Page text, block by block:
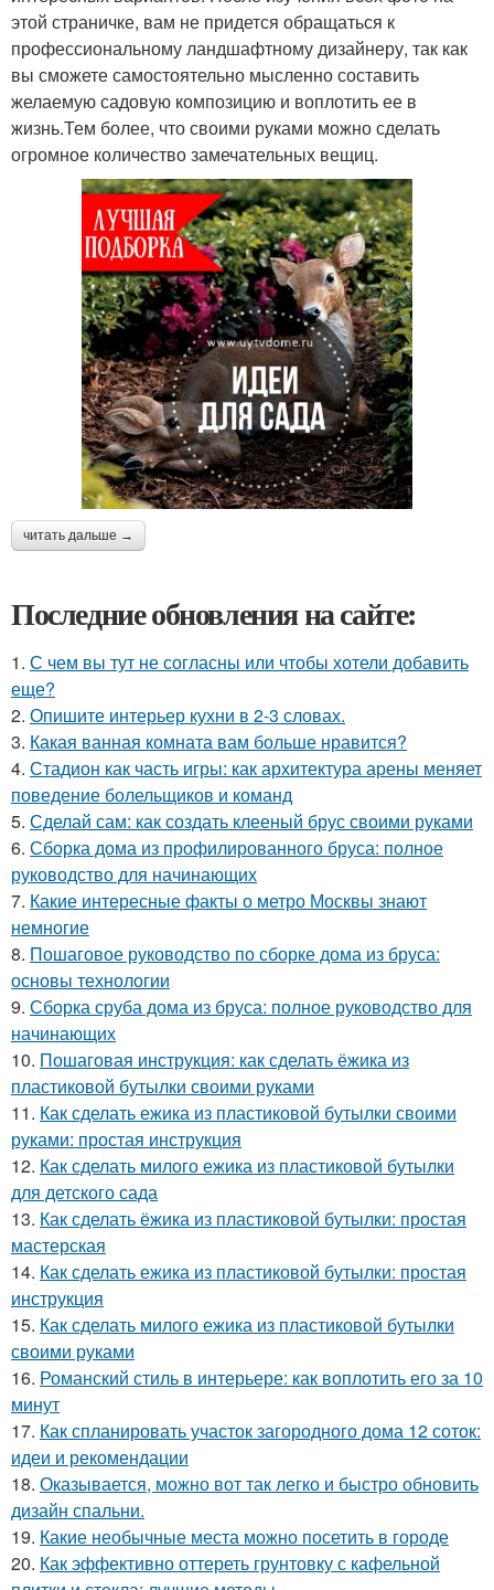
этой страничке, вам не придется обращаться к
профессиональному ландшафтному дизайнеру, так как
вы сможете самостоятельно мысленно составить
желаемую садовую композицию и воплотить ее в
жизнь.Тем более, что своими руками можно сделать
огромное количество замечательных вещиц.
читать дальше →
Последние обновления на сайте:
1. С чем вы тут не согласны или чтобы хотели добавить
еще?
2. Опишите интерьер кухни в 2-3 словах.
3. Какая ванная комната вам больше нравится?
4. Стадион как часть игры: как архитектура арены меняет
поведение болельщиков и команд
5. Сделай сам: как создать клееный брус своими руками
6. Сборка дома из профилированного бруса: полное
руководство для начинающих
7. Какие интересные факты о метро Москвы знают
немногие
8. Пошаговое руководство по сборке дома из бруса:
основы технологии
9. Сборка сруба дома из бруса: полное руководство для
начинающих
10. Пошаговая инструкция: как сделать ёжика из
пластиковой бутылки своими руками
11. Как сделать ежика из пластиковой бутылки своими
руками: простая инструкция
12. Как сделать милого ежика из пластиковой бутылки
для детского сада
13. Как сделать ёжика из пластиковой бутылки: простая
мастерская
14. Как сделать ежика из пластиковой бутылки: простая
инструкция
15. Как сделать милого ежика из пластиковой бутылки
своими руками
16. Романский стиль в интерьере: как воплотить его за 10
минут
17. Как спланировать участок загородного дома 12 соток:
идеи и рекомендации
18. Оказывается, можно вот так легко и быстро обновить
дизайн спальни.
19. Какие необычные места можно посетить в городе
20. Как эффективно оттереть грунтовку с кафельной